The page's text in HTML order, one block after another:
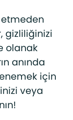
gizliliğinizi
olanak
anında
için
veya